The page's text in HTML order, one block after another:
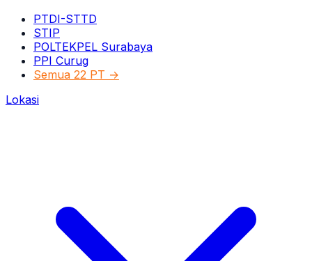
PTDI-STTD
STIP
POLTEKPEL Surabaya
PPI Curug
Semua 22 PT →
Lokasi